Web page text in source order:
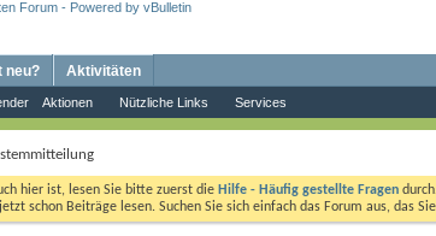
Aktionen Nützliche Links Services
neu? Aktivitäten
hier ist, lesen Sie bitte zuerst die Hilfe - Häufig gestellte Fragen
schon Beiträge lesen. Suchen Sie sich einfach das Forum aus, das